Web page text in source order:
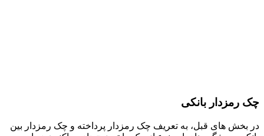
چک رمزدار بانکی
در بخش های قبل، به تعریف چک رمزدار پرداخته و چک رمزدار بین